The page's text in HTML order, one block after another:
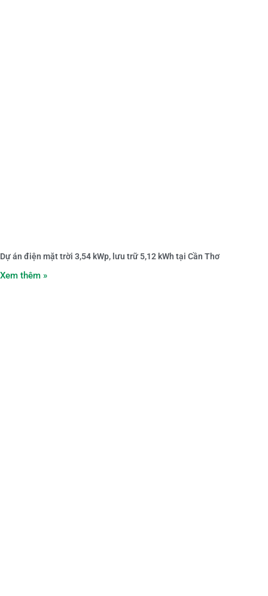
Dự án điện mặt trời 3,54 kWp, lưu trữ 5,12 kWh tại Cần Thơ
Xem thêm »